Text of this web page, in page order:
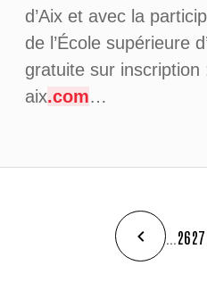
d’Aix et avec la
de l’École supérieure
gratuite sur
aix.com…
2627